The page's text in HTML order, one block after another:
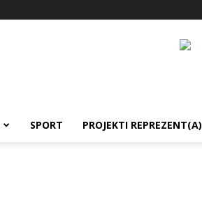
SPORT PROJEKTI REPREZENT(A)